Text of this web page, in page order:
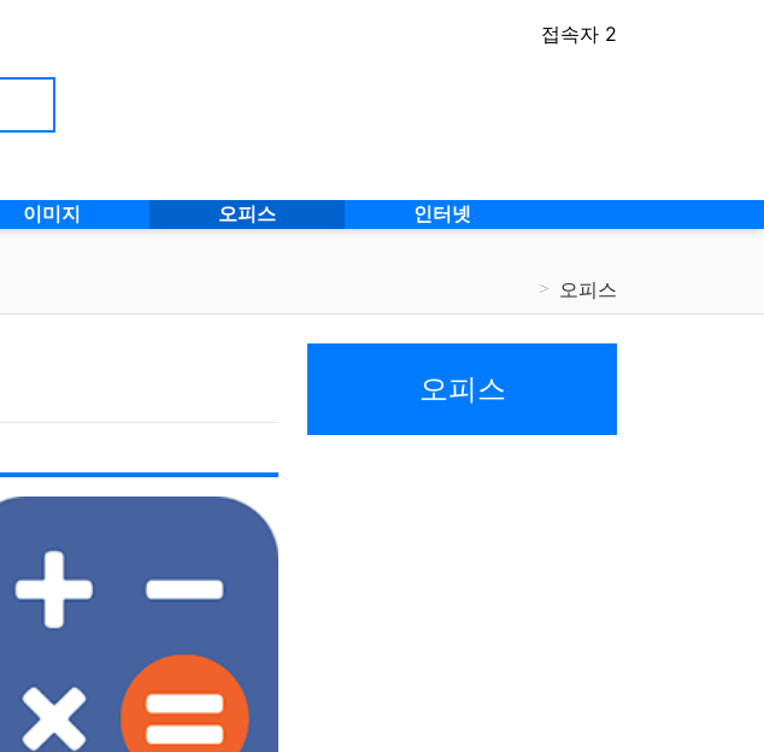
접속자 2
이미지 오피스 인터넷
오피스
오피스